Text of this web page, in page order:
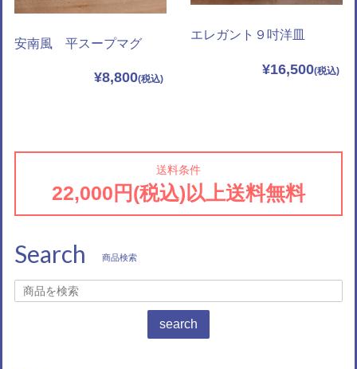
安南風 平スープマグ
¥8,800
エレガント９吋洋皿
¥16,500
送料条件
22,000円(税込)以上送料無料
Search 商品検索
search